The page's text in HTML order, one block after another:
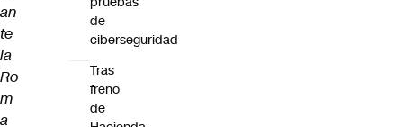
an
te
la
Ro
m
a
de
ciberseguridad
Tras
freno
de